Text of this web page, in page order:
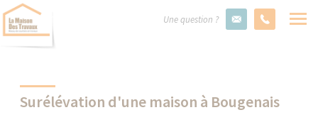
Une question ?
Surélévation d'une maison à Bougenais